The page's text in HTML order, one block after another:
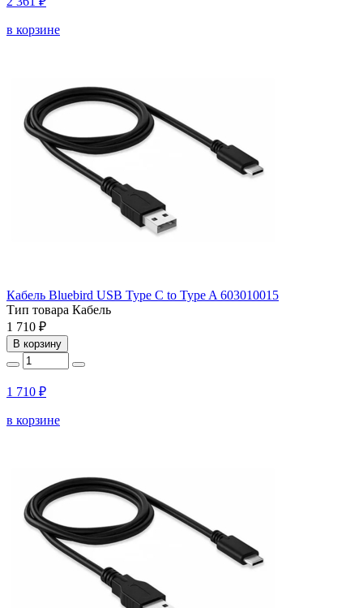
в корзине
Кабель Bluebird USB Type C to Type A 603010015
Тип товара Кабель
1 710 ₽
В корзину
1 710 ₽
в корзине